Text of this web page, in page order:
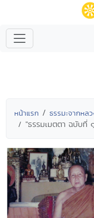
หน้าแรก ธรรมะจากหล
"ธรรมเมตตา ฉบับที่